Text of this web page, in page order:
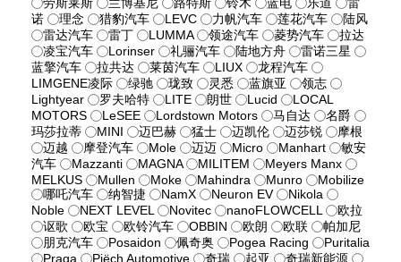
诺
理念 猎豹汽车 LEVC 力帆汽车 莲花汽车
陆风
雷达汽车
雷丁 LUMMA 领途汽车 菱势汽车
拉达
凌宝汽车
Lorinser 礼骊汽车 陆地方舟
雷诺三星
蓝擎汽车
拉共达 莱茵汽车 LIUX
龙程汽车
LIMGENE凌际
绿驰 珑致 灵悉 蓝旗亚
领志
Lightyear
罗夫哈特 LITE 朗世 Lucid
LOCAL
MOTORS
LeSEE Lordstown Motors 马自达
名爵
玛莎拉蒂
MINI 迈巴赫 猛士 迈凯伦 迈莎锐
摩根
迈越
摩登汽车 Mole 迈迈 Micro Manhart
敏安
汽车
Mazzanti MAGNA MILITEM
Meyers Manx
MELKUS
Mullen Moke Mahindra Munro
Mobilize
哪吒汽车
纳智捷 NamX Neuron EV
Nikola
Noble
NEXT LEVEL Novitec nanoFLOWCELL
欧拉
讴歌
欧宝 欧铃汽车 OBBIN 欧朗 欧联
帕加尼
朋克汽车
Posaidon 佩奇奥 Pogea Racing
Puritalia
Praga
Piëch Automotive 奇瑞 起亚
奇瑞新能源